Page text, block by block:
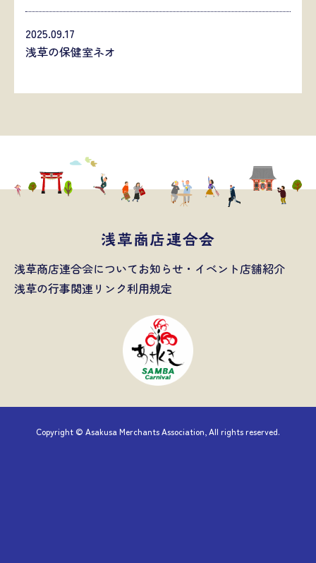
2025.09.17
浅草の保健室ネオ
浅草商店連合会についてお知らせ・イベント店舗紹介
浅草の行事関連リンク利用規定
Copyright © Asakusa Merchants Association, All rights reserved.